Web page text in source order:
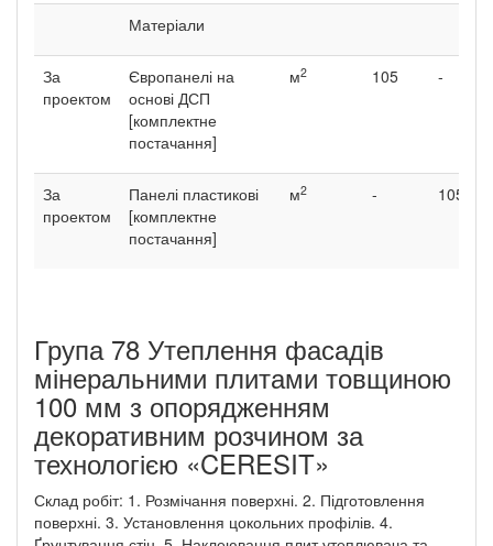
Матеріали
За
проектом
Європанелі на
основі ДСП
[комплектне
постачання]
м2 105 -
За
проектом
Панелі пластикові
[комплектне
постачання]
м2 - 105
Група 78 Утеплення фасадів
мінеральними плитами товщиною
100 мм з опорядженням
декоративним розчином за
технологією «CERESIT»
Склад робіт: 1. Розмічання поверхні. 2. Підготовлення
поверхні. 3. Установлення цокольних профілів. 4.